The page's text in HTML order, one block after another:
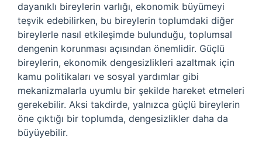
dayanıklı bireylerin varlığı, ekonomik büyümeyi
teşvik edebilirken, bu bireylerin toplumdaki diğer
bireylerle nasıl etkileşimde bulunduğu, toplumsal
dengenin korunması açısından önemlidir. Güçlü
bireylerin, ekonomik dengesizlikleri azaltmak için
kamu politikaları ve sosyal yardımlar gibi
mekanizmalarla uyumlu bir şekilde hareket etmeleri
gerekebilir. Aksi takdirde, yalnızca güçlü bireylerin
öne çıktığı bir toplumda, dengesizlikler daha da
büyüyebilir.